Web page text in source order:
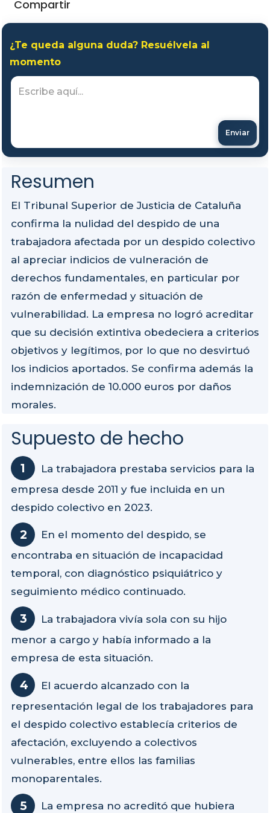
Compartir
¿Te queda alguna duda? Resuélvela al
momento
Enviar
Resumen
El Tribunal Superior de Justicia de Cataluña
confirma la nulidad del despido de una
trabajadora afectada por un despido colectivo
al apreciar indicios de vulneración de
derechos fundamentales, en particular por
razón de enfermedad y situación de
vulnerabilidad. La empresa no logró acreditar
que su decisión extintiva obedeciera a criterios
objetivos y legítimos, por lo que no desvirtuó
los indicios aportados. Se confirma además la
indemnización de 10.000 euros por daños
morales.
Supuesto de hecho
La trabajadora prestaba servicios para la
empresa desde 2011 y fue incluida en un
despido colectivo en 2023.
En el momento del despido, se
encontraba en situación de incapacidad
temporal, con diagnóstico psiquiátrico y
seguimiento médico continuado.
La trabajadora vivía sola con su hijo
menor a cargo y había informado a la
empresa de esta situación.
El acuerdo alcanzado con la
representación legal de los trabajadores para
el despido colectivo establecía criterios de
afectación, excluyendo a colectivos
vulnerables, entre ellos las familias
monoparentales.
La empresa no acreditó que hubiera